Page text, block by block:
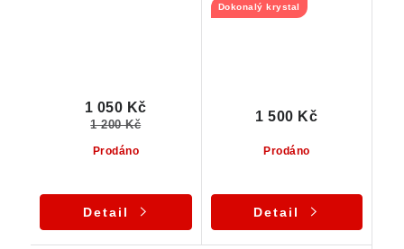
Prodáno
1 050 Kč
1 200 Kč
Detail
Dokonalý krystal
Prodáno
1 500 Kč
Detail